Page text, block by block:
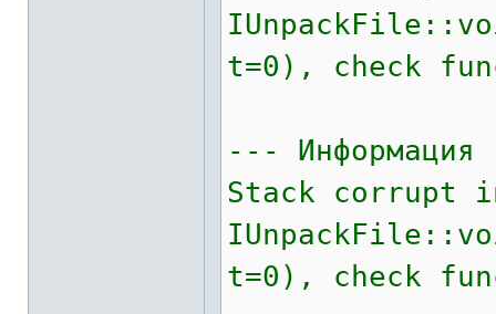
t=0), check
---
Stack corrupt
t=0), check